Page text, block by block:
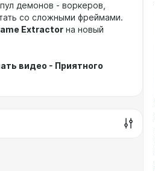
демонов - воркеров,
со сложными фреймами.
Extractor на новый
видео - Приятного